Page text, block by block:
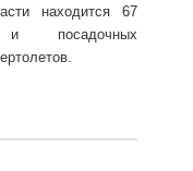
находится 67
и посадочных